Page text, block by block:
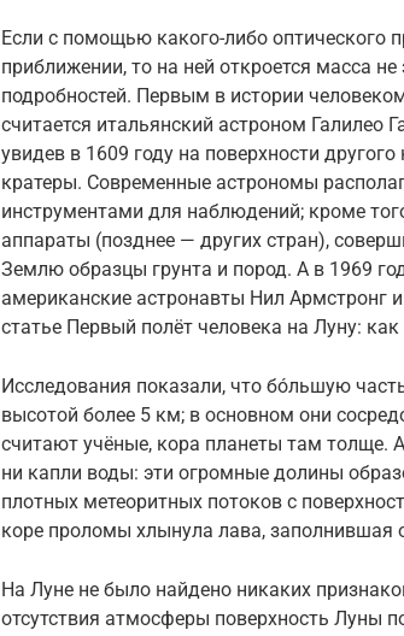
Если с помощью какого-либо оптического
приближении, то на ней откроется масса
подробностей. Первым в истории
считается итальянский астроном Галилео
увидев в 1609 году на поверхности
кратеры. Современные астрономы
инструментами для наблюдений; кроме
аппараты (позднее — других стран),
Землю образцы грунта и пород. А в 1969
американские астронавты Нил Армстронг
статье Первый полёт человека на Луну:
Исследования показали, что бóльшую
высотой более 5 км; в основном они
считают учёные, кора планеты там толще.
ни капли воды: эти огромные долины
плотных метеоритных потоков с
коре проломы хлынула лава, заполнившая
На Луне не было найдено никаких
отсутствия атмосферы поверхность Луны